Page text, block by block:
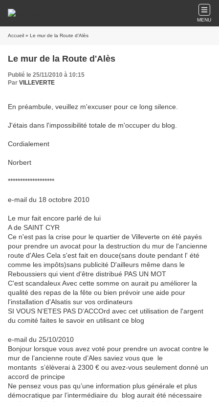
MENU
Accueil » Le mur de la Route d'Alès
Le mur de la Route d'Alès
Publié le 25/11/2010 à 10:15
Par VILLEVERTE
En préambule, veuillez m'excuser pour ce long silence.
J'étais dans l'impossibilité totale de m'occuper du blog.
Cordialement
Norbert
*******************
e-mail du 18 octobre 2010
Le mur fait encore parlé de lui
A de SAINT CYR
Ce n'est pas la crise pour le quartier de Villeverte on été payés
pour prendre un avocat pour la destruction du mur de l'ancienne
route d'Ales Cela s'est fait en douce(sans doute pendant l' été
comme les impôts)sans publicité D'ailleurs même dans le
Reboussiers qui vient d'être distribué PAS UN MOT
C'est scandaleux Avec cette somme on aurait pu améliorer la
qualité des repas de la fête ou bien prévoir une aide pour
l'installation d'Alsatis sur vos ordinateurs
SI VOUS N’ETES PAS D’ACCOrd avec cet utilisation de l'argent
du comité faites le savoir en utilisant ce blog
e-mail du 25/10/2010
Bonjour lorsque vous avez voté pour prendre un avocat contre le
mur de l’ancienne route d’Ales saviez vous que le
montants s’élèverai à 2300 € ou avez-vous seulement donné un
accord de principe
Ne pensez vous pas qu’une information plus générale et plus
démocratique par l’intermédiaire du blog aurait été nécessaire